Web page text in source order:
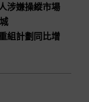
涉嫌操縱市場
組計劃同比增